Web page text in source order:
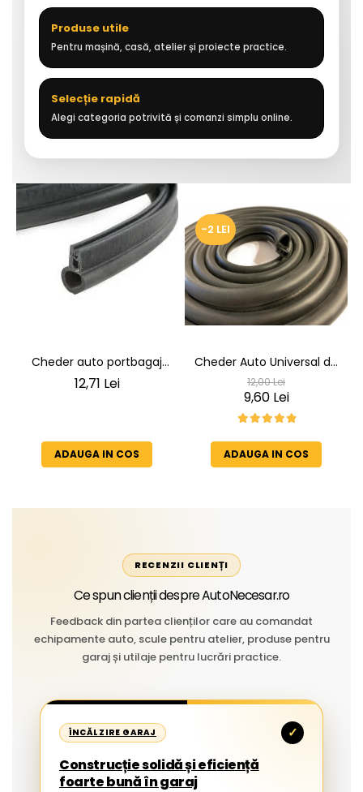
Produse utile
Pentru mașină, casă, atelier și proiecte practice.
Selecție rapidă
Alegi categoria potrivită și comanzi simplu online.
Cheder auto portbagaj
Cheder de Etanșare
Aplicații Vânzare la Metru
Liniar
12,71 Lei
ADAUGA IN COS
-2 LEI
Cheder Auto Universal de
Etanșare Uși rezistent la
intemperii, raze UV,
îmbătrânire și temperaturi
12,00 Lei
9,60 Lei
ADAUGA IN COS
RECENZII CLIENȚI
Ce spun clienții despre AutoNecesar.ro
Feedback din partea clienților care au comandat
echipamente auto, scule pentru atelier, produse pentru
garaj și utilaje pentru lucrări practice.
ÎNCĂLZIRE GARAJ ✓
Construcție solidă și eficiență
foarte bună în garaj